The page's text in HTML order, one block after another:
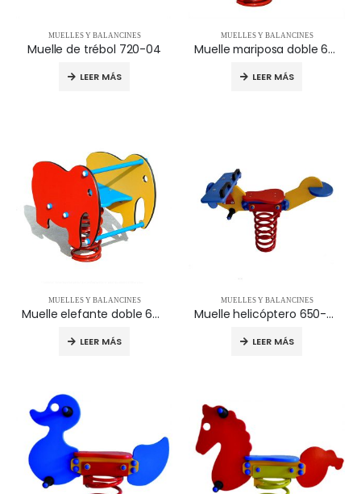
MUELLES Y BALANCINES
Muelle de trébol 720-04
LEER MÁS
MUELLES Y BALANCINES
Muelle mariposa doble 690-04
LEER MÁS
MUELLES Y BALANCINES
Muelle elefante doble 680-04
LEER MÁS
MUELLES Y BALANCINES
Muelle helicóptero 650-04
LEER MÁS